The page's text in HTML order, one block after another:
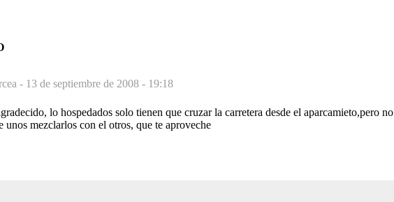
- 13 de septiembre de 2008 - 19:18
lo hospedados solo tienen que cruzar la carretera desde el aparcamieto,pero no
unos mezclarlos con el otros, que te aproveche